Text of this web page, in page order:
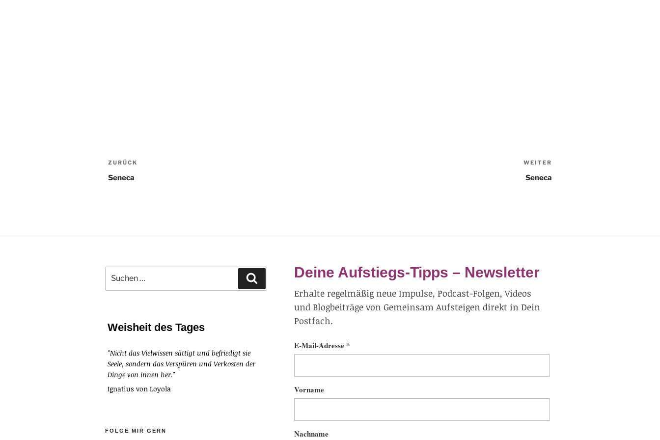
Beitragsnavigation
Vorheriger
Beitrag
ZURÜCK
Seneca
WEITER
Seneca
nach:
Weisheit des Tages
"Nicht das Vielwissen sättigt und befriedigt sie
Seele, sondern das Verspüren und Verkosten der
Dinge von innen her."
Ignatius von Loyola
FOLGE MIR GERN
Deine Aufstiegs-Tipps – Newsletter
Erhalte regelmäßig neue Impulse, Podcast-Folgen, Videos
und Blogbeiträge von Gemeinsam Aufsteigen direkt in Dein
Postfach.
E-Mail-Adresse *
Vorname
Nachname